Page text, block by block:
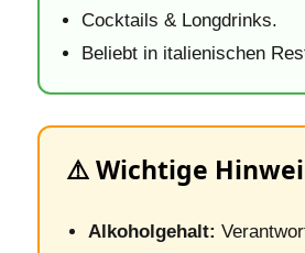
Cocktails & Longdrinks.
Beliebt in italienischen
⚠️ Wichtige
Alkoholgehalt: